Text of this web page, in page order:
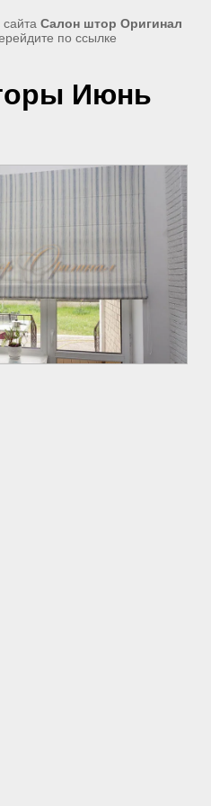
Салон штор Оригинал
по ссылке
Июнь